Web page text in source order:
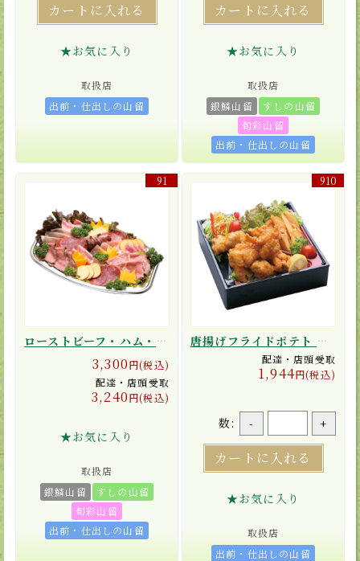
カートに入れる
★お気に入り
取扱店
出前・仕出しの山留
カートに入れる
★お気に入り
取扱店
銀鱗山留
すしの山留
旬彩山留
出前・仕出しの山留
91
ローストビーフ・ハム・チーズセット
3,300円(税込)
配達・店頭受取
3,240円(税込)
★お気に入り
取扱店
銀鱗山留
すしの山留
旬彩山留
出前・仕出しの山留
910
唐揚げフライドポテト ボックス
配達・店頭受取
1,944円(税込)
数: - +
カートに入れる
★お気に入り
取扱店
出前・仕出しの山留